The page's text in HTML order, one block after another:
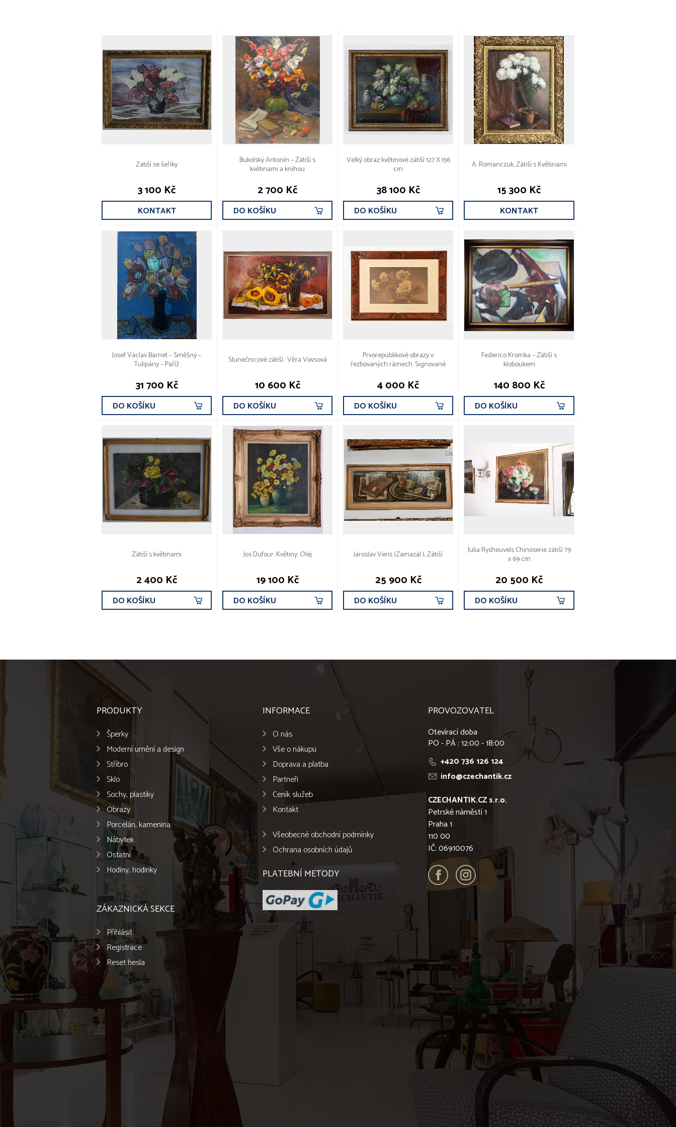
Zatiší se šeříky
3 100 Kč
KONTAKT
Bukolský Antonín – Zátiší s
květinami a knihou
2 700 Kč
DO KOŠÍKU
Velký obraz květinové zátiší 127 X 156
cm
38 100 Kč
DO KOŠÍKU
A. Romanczuk, Zátiší s Květinami
15 300 Kč
KONTAKT
Josef Václav Barnet – Směšný –
Tulipány – Paříž
31 700 Kč
DO KOŠÍKU
Slunečnicové zátiší : Věra Vovsová
10 600 Kč
DO KOŠÍKU
Prvorepublikové obrazy v
řezbovaných rámech. Signované
4 000 Kč
DO KOŠÍKU
Federico Kromka – Zátiší s
kloboukem
140 800 Kč
DO KOŠÍKU
Zátiší s květinami
2 400 Kč
DO KOŠÍKU
Jos Dufour. Květiny. Olej
19 100 Kč
DO KOŠÍKU
Jaroslav Veris (Zamazal ), Zátiší
25 900 Kč
DO KOŠÍKU
Julia Rysheuvels Chinoserie zátiší 79
x 69 cm
20 500 Kč
DO KOŠÍKU
PRODUKTY
Šperky
Moderní umění a design
Stříbro
Sklo
Sochy, plastiky
Obrazy
Porcelán, kamenina
Nábytek
Ostatní
Hodiny, hodinky
ZÁKAZNICKÁ SEKCE
Přihlásit
Registrace
Reset hesla
INFORMACE
O nás
Vše o nákupu
Doprava a platba
Partneři
Ceník služeb
Kontakt
Všeobecné obchodní podmínky
Ochrana osobních údajů
PLATEBNÍ METODY
PROVOZOVATEL
Otevírací doba
PO - PÁ : 12:00 - 18:00
+420 736 126 124
info@czechantik.cz
CZECHANTIK.CZ s.r.o.
Petrské náměstí 1
Praha 1
110 00
IČ: 06910076